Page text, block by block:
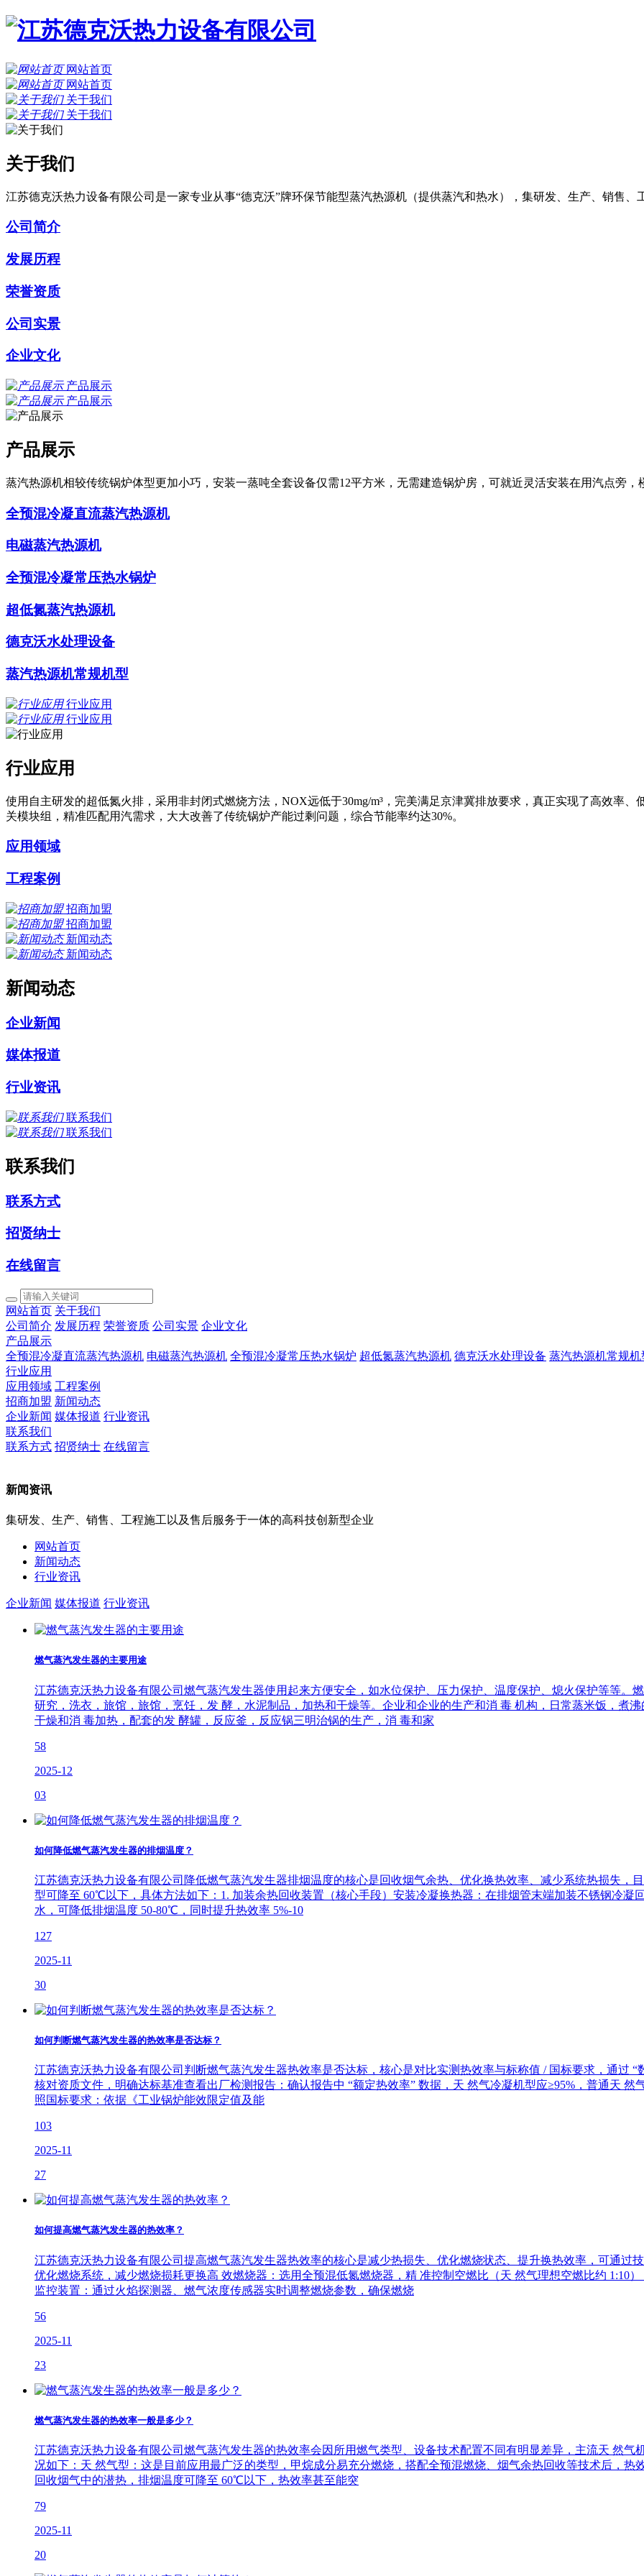
网站首页
网站首页
关于我们
关于我们
关于我们
江苏德克沃热力设备有限公司是一家专业从事“德克沃”牌环保节能型蒸汽热源机（提供蒸汽和热水），集研发、生产、销售
公司简介
发展历程
荣誉资质
公司实景
企业文化
产品展示
产品展示
产品展示
蒸汽热源机相较传统锅炉体型更加小巧，安装一蒸吨全套设备仅需12平方米，无需建造锅炉房，可就近灵活安装在用汽点旁
全预混冷凝直流蒸汽热源机
电磁蒸汽热源机
全预混冷凝常压热水锅炉
超低氮蒸汽热源机
德克沃水处理设备
蒸汽热源机常规机型
行业应用
行业应用
行业应用
使用自主研发的超低氮火排，采用非封闭式燃烧方法，NOX远低于30mg/m³，完美满足京津冀排放要求，真正实现了高效率
关模块组，精准匹配用汽需求，大大改善了传统锅炉产能过剩问题，综合节能率约达30%。
应用领域
工程案例
招商加盟
招商加盟
新闻动态
新闻动态
新闻动态
企业新闻
媒体报道
行业资讯
联系我们
联系我们
联系我们
联系方式
招贤纳士
在线留言
网站首页 关于我们
公司简介 发展历程 荣誉资质 公司实景 企业文化
产品展示
全预混冷凝直流蒸汽热源机 电磁蒸汽热源机 全预混冷凝常压热水锅炉 超低氮蒸汽热源机 德克沃水处理设备 蒸汽热源机常规机
行业应用
应用领域 工程案例
招商加盟 新闻动态
企业新闻 媒体报道 行业资讯
联系我们
联系方式 招贤纳士 在线留言
新闻资讯
集研发、生产、销售、工程施工以及售后服务于一体的高科技创新型企业
网站首页
新闻动态
行业资讯
企业新闻 媒体报道 行业资讯
燃气蒸汽发生器的主要用途
江苏德克沃热力设备有限公司燃气蒸汽发生器使用起来方便安全，如水位保护、压力保护、温度保护、熄火保护等等。
研究，洗衣，旅馆，旅馆，烹饪，发 酵，水泥制品，加热和干燥等。企业和企业的生产和消 毒 机构，日常蒸米饭，煮
干燥和消 毒加热，配套的发 酵罐，反应釜，反应锅三明治锅的生产，消 毒和家
58
2025-12
03
如何降低燃气蒸汽发生器的排烟温度？
江苏德克沃热力设备有限公司降低燃气蒸汽发生器排烟温度的核心是回收烟气余热、优化换热效率、减少系统热损失，
型可降至 60℃以下，具体方法如下：1. 加装余热回收装置（核心手段）安装冷凝换热器：在排烟管末端加装不锈钢冷凝
水，可降低排烟温度 50-80℃，同时提升热效率 5%-10
127
2025-11
30
如何判断燃气蒸汽发生器的热效率是否达标？
江苏德克沃热力设备有限公司判断燃气蒸汽发生器热效率是否达标，核心是对比实测热效率与标称值 / 国标要求，通过
核对资质文件，明确达标基准查看出厂检测报告：确认报告中 “额定热效率” 数据，天 然气冷凝机型应≥95%，普通天
照国标要求：依据《工业锅炉能效限定值及能
103
2025-11
27
如何提高燃气蒸汽发生器的热效率？
江苏德克沃热力设备有限公司提高燃气蒸汽发生器热效率的核心是减少热损失、优化燃烧状态、提升换热效率，可通过
优化燃烧系统，减少燃烧损耗更换高 效燃烧器：选用全预混低氮燃烧器，精 准控制空燃比（天 然气理想空燃比约 1:10
监控装置：通过火焰探测器、燃气浓度传感器实时调整燃烧参数，确保燃烧
56
2025-11
23
燃气蒸汽发生器的热效率一般是多少？
江苏德克沃热力设备有限公司燃气蒸汽发生器的热效率会因所用燃气类型、设备技术配置不同有明显差异，主流天 然气
况如下：天 然气型：这是目前应用最广泛的类型，甲烷成分易充分燃烧，搭配全预混燃烧、烟气余热回收等技术后，热
回收烟气中的潜热，排烟温度可降至 60℃以下，热效率甚至能突
79
2025-11
20